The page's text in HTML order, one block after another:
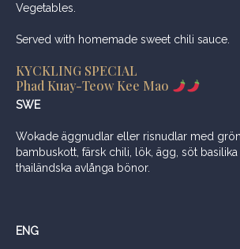
Vegetables.
Served with homemade sweet chili sauce.
KYCKLING SPECIAL
Phad Kuay-Teow Kee Mao
SWE
Wokade äggnudlar eller risnudlar med
bambuskott, färsk chili, lök, ägg, söt
thailändska avlånga bönor.
ENG